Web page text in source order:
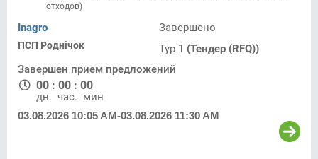
отходов)
Inagro
ПСП Роднічок
Завершено
Тур 1 (Тендер (RFQ))
Завершен прием предложений
00 : 00 : 00
дн. час. мин.
03.08.2026 10:05 AM-03.08.2026 11:30 AM